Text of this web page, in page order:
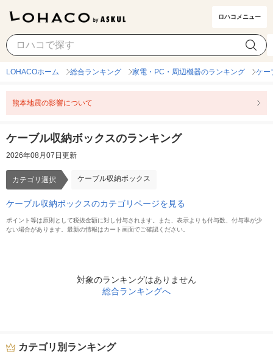
ロハコメニュー
ケーブル収納ボックス カテゴリ選択
LOHACOホーム 総合ランキング 家電・PC・周辺機器のランキング ケー
熊本地震の影響について
ケーブル収納ボックスのランキング
2026年08月07日更新
カテゴリ選択 ケーブル収納ボックス
ケーブル収納ボックスのカテゴリページを見る
ポイント等は原則として税抜金額に対し付与されます。また、表示よりも付与数、付与率が少
ない場合があります。最新の情報はカート画面でご確認ください。
対象のランキングはありません
総合ランキングへ
カテゴリ別ランキング